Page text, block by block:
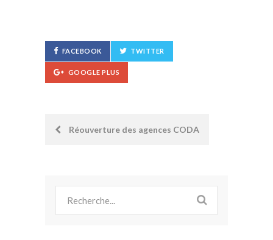
FACEBOOK TWITTER
GOOGLE PLUS
PostRéouverture des agences CODA